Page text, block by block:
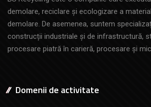
demolare, reciclare și ecologizare a
demolare. De asemenea, suntem
construcții industriale și de infrastructură,
procesare piatră în carieră, procesare și
Domenii de activitate